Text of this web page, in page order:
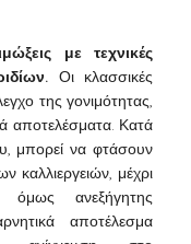
με τεχνικές
Οι κλασσικές
της γονιμότητας,
αποτελέσματα. Κατά
μπορεί να φτάσουν
καλλιεργειών, μέχρι
ανεξήγητης
αποτέλεσμα